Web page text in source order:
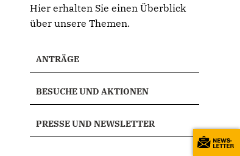
Hier erhalten Sie einen Überblick
über unsere Themen.
ANTRÄGE
BESUCHE UND AKTIONEN
PRESSE UND NEWSLETTER